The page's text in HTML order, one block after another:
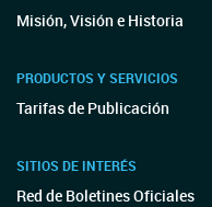
Misión, Visión e Historia
PRODUCTOS Y SERVICIOS
Tarifas de Publicación
SITIOS DE INTERÉS
Red de Boletines Oficiales